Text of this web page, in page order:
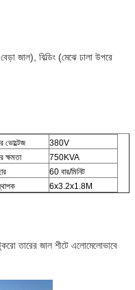
জাল), বিল্ডিং (মেঝে ঢালা উপরে
ভোল্টেজ
380V
ক্ষমতা
750KVA
60 বার/মিনিট
6x3.2x1.8M
তারের জাল শীটে এলোমেলোভাবে